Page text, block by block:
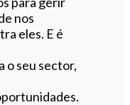
nos
eles. E é
o seu sector,